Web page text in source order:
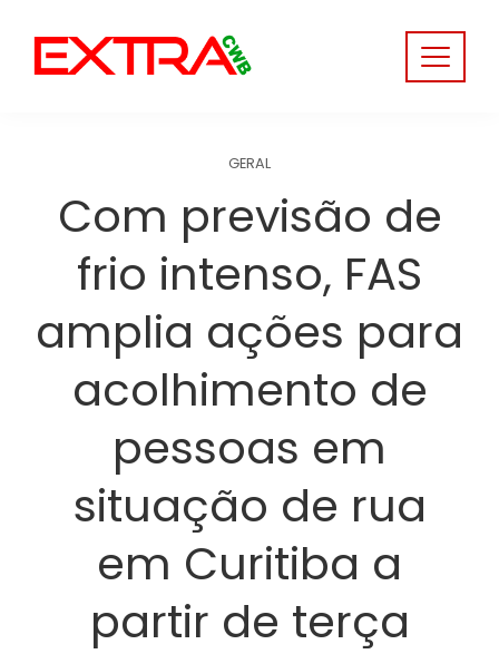
content
GERAL
Com previsão de
frio intenso, FAS
amplia ações para
acolhimento de
pessoas em
situação de rua
em Curitiba a
partir de terça